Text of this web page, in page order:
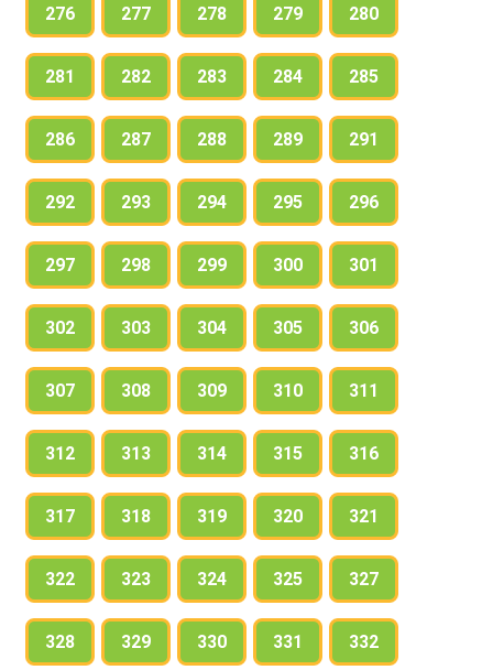
276 277 278 279 280
281 282 283 284 285
286 287 288 289 291
292 293 294 295 296
297 298 299 300 301
302 303 304 305 306
307 308 309 310 311
312 313 314 315 316
317 318 319 320 321
322 323 324 325 327
328 329 330 331 332